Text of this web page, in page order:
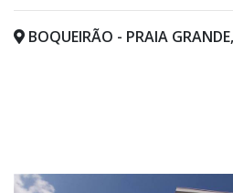
BOQUEIRÃO - PRAIA